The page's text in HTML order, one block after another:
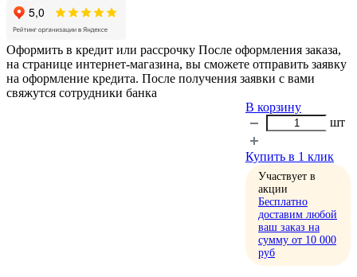
Оформить в кредит или рассрочку После оформления заказа,
на странице интернет-магазина, вы сможете отправить заявку
на оформление кредита. После получения заявки с вами
свяжутся сотрудники банка
В корзину
шт
Купить в 1 клик
Участвует в
акции
Бесплатно
доставим любой
ваш заказ на
сумму от 10 000
руб